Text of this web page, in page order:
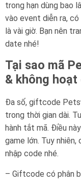
trong hạn dùng bao
vào event diễn ra,
là vài giờ. Bạn nên
date nhé!
Tại sao mã
& không hoạt
Đa số, giftcode
trong thời gian dài.
hành tắt mã. Điều
game lớn. Tuy nhiên,
nhập code nhé.
– Giftcode có phân